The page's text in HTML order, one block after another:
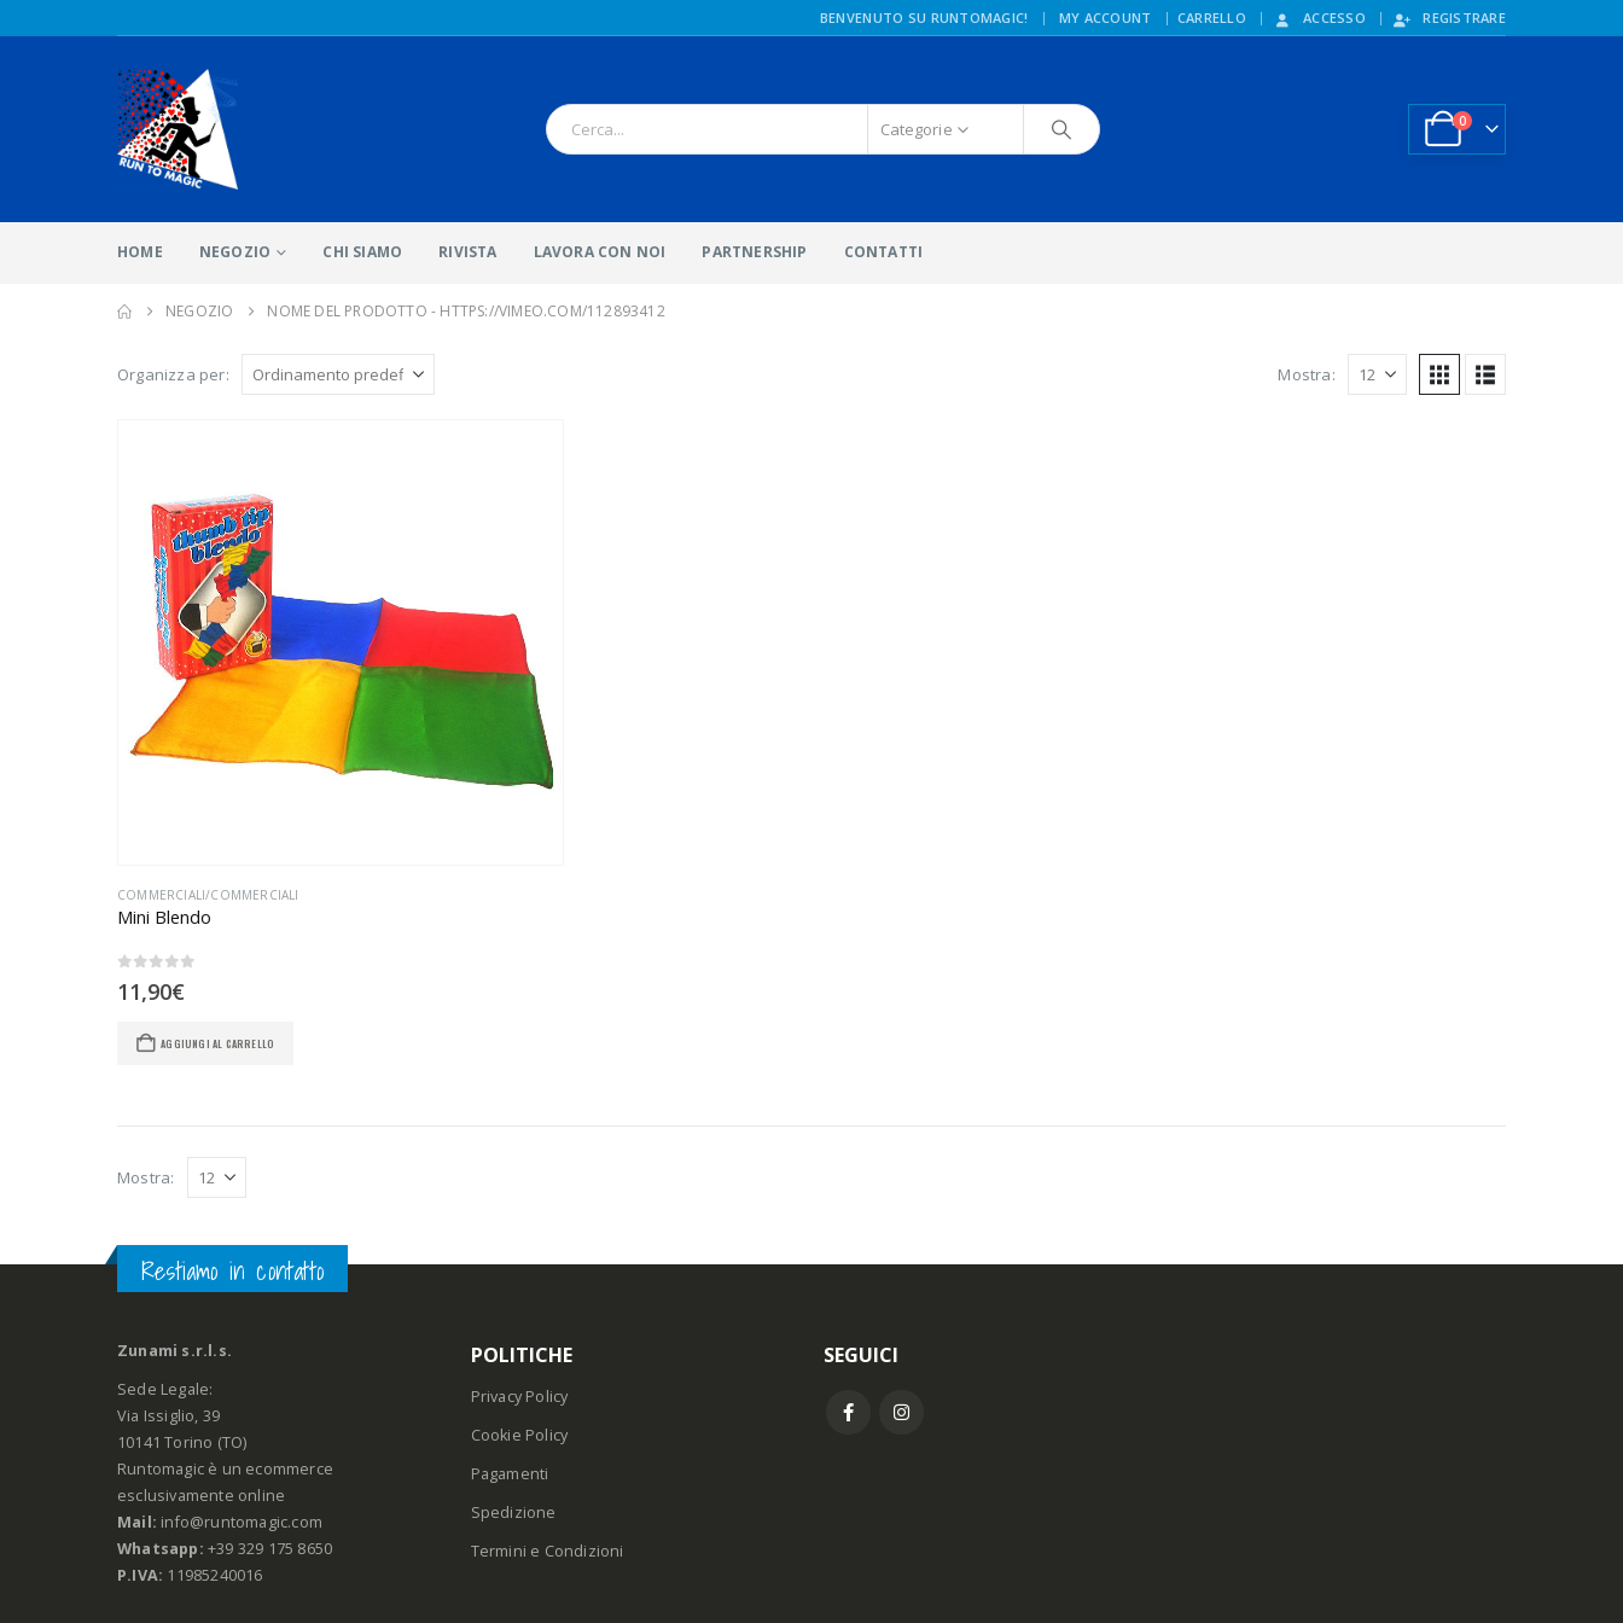
BENVENUTO SU RUNTOMAGIC! | MY ACCOUNT CARRELLO ACCESSO REGISTRARE
Categorie 0
HOME NEGOZIO CHI SIAMO RIVISTA LAVORA CON NOI PARTNERSHIP CONTATTI
NEGOZIO NOME DEL PRODOTTO - HTTPS://VIMEO.COM/112893412
Organizza per: Mostra:
COMMERCIALI/COMMERCIALI
Mini Blendo
11,90€
AGGIUNGI AL CARRELLO
Mostra:
Restiamo in contatto
Zunami s.r.l.s.
Sede Legale:
Via Issiglio, 39
10141 Torino (TO)
Runtomagic è un ecommerce
esclusivamente online
Mail: info@runtomagic.com
Whatsapp: +39 329 175 8650
P.IVA: 11985240016
POLITICHE
Privacy Policy
Cookie Policy
Pagamenti
Spedizione
Termini e Condizioni
SEGUICI